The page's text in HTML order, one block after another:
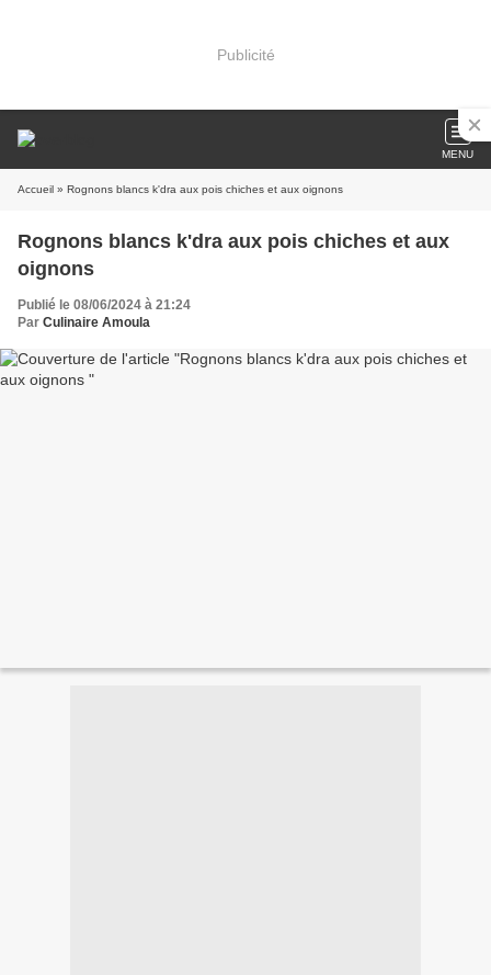
Publicité
MENU
Accueil » Rognons blancs k'dra aux pois chiches et aux oignons
Rognons blancs k'dra aux pois chiches et aux
oignons
Publié le 08/06/2024 à 21:24
Par Culinaire Amoula